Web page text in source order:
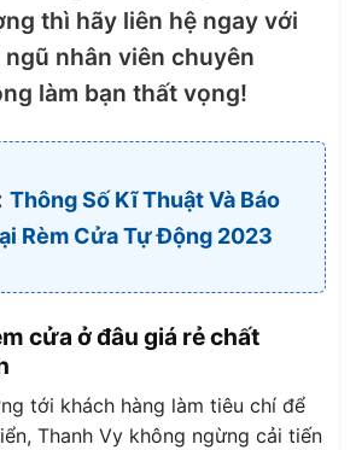
thì hãy liên hệ ngay với
nhân viên chuyên
làm bạn thất vọng!
Thông Số Kĩ Thuật Và Báo
Rèm Cửa Tự Động 2023
cửa ở đâu giá rẻ chất
tới khách hàng làm tiêu chí để
Thanh Vy không ngừng cải tiến